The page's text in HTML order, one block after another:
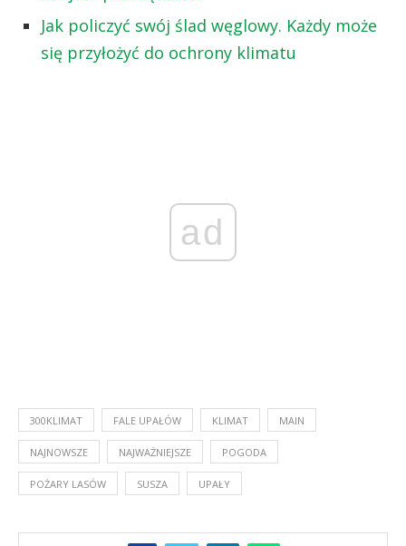
Jak policzyć swój ślad węglowy. Każdy może
się przyłożyć do ochrony klimatu
ad
300KLIMAT FALE UPAŁÓW KLIMAT MAIN
NAJNOWSZE NAJWAŻNIEJSZE POGODA
POŻARY LASÓW SUSZA UPAŁY